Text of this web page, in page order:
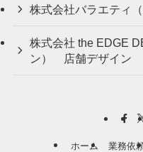
株式会社バラエティ
株式会社 the EDGE
ン） 店舗デザイン
ホーム 業務依